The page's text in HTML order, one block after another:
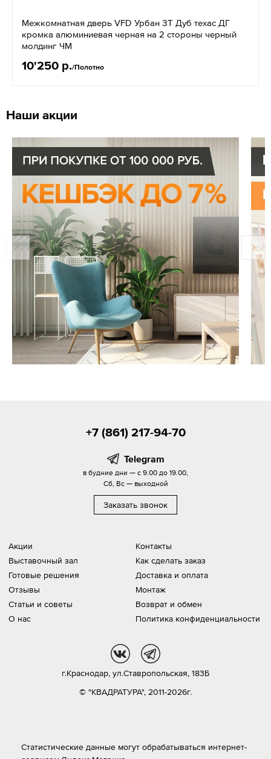
Межкомнатная дверь VFD Урбан ЗТ Дуб техас ДГ
кромка алюминиевая черная на 2 стороны черный
молдинг ЧМ
10'250 р./Полотно
Наши акции
Акции
Выставочный зал
Готовые решения
Отзывы
Статьи и советы
О нас
Контакты
Как сделать заказ
Доставка и оплата
Монтаж
Возврат и обмен
Политика конфиденциальности
+7 (861) 217-94-70
Telegram
в будние дни — с 9.00 до 19.00,
Сб, Вс — выходной
Заказать звонок
© "КВАДРАТУРА", 2011-2026г.
г.Краснодар, ул.Ставропольская, 183Б
vk
Статистические данные могут обрабатываться интернет-